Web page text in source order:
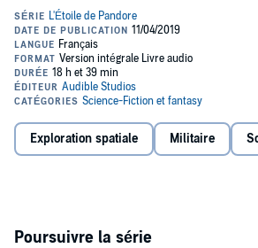
flotte de vaisseaux de guerre. Mais, face à
belliqueux et conquérant, il est sans doute
aura lieu. Il reste juste à savoir quand, et où.
©2006 Bragelonne. Traduit de l'anglais par
Audible Studios
Exploration spatiale Militaire
Poursuivre la série